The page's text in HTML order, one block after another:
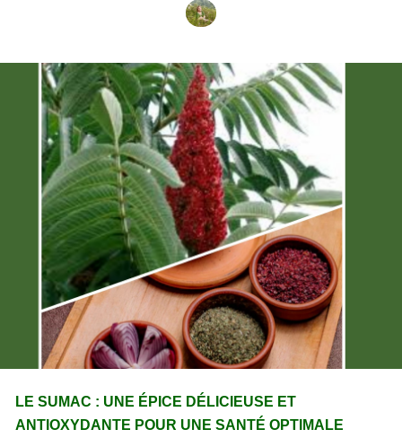
LE SUMAC : UNE ÉPICE DÉLICIEUSE ET
ANTIOXYDANTE POUR UNE SANTÉ OPTIMALE